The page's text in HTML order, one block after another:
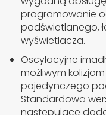
programowanie
podświetlanego,
wyświetlacza.
Oscylacyjne
możliwym
pojedynczego
Standardowa